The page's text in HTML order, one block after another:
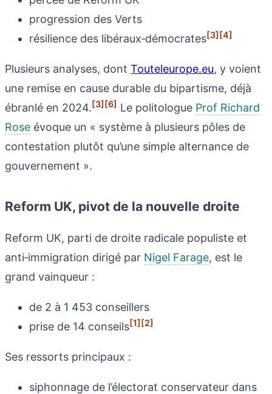
progression des Verts
résilience des libéraux‑démocrates[3][4]
Plusieurs analyses, dont Touteleurope.eu, y voient
une remise en cause durable du bipartisme, déjà
ébranlé en 2024.[3][6] Le politologue Prof Richard
Rose évoque un « système à plusieurs pôles de
contestation plutôt qu’une simple alternance de
gouvernement ».
Reform UK, pivot de la nouvelle droite
Reform UK, parti de droite radicale populiste et
anti‑immigration dirigé par Nigel Farage, est le
grand vainqueur :
de 2 à 1 453 conseillers
prise de 14 conseils[1][2]
Ses ressorts principaux :
siphonnage de l’électorat conservateur dans